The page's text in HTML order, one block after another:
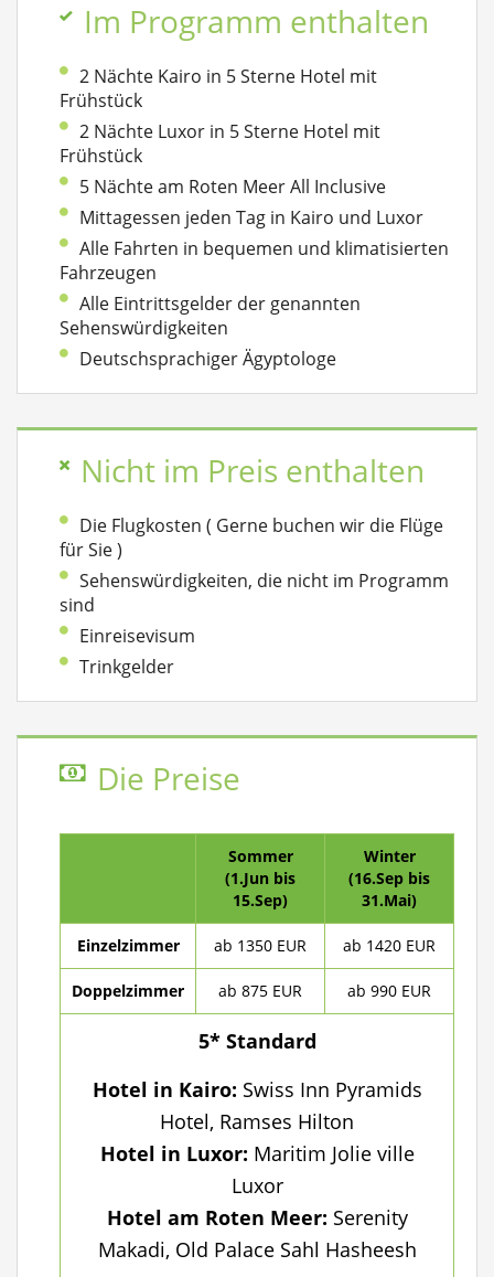
Im Programm enthalten
2 Nächte Kairo in 5 Sterne Hotel mit
Frühstück
2 Nächte Luxor in 5 Sterne Hotel mit
Frühstück
5 Nächte am Roten Meer All Inclusive
Mittagessen jeden Tag in Kairo und Luxor
Alle Fahrten in bequemen und klimatisierten
Fahrzeugen
Alle Eintrittsgelder der genannten
Sehenswürdigkeiten
Deutschsprachiger Ägyptologe
Nicht im Preis enthalten
Die Flugkosten ( Gerne buchen wir die Flüge
für Sie )
Sehenswürdigkeiten, die nicht im Programm
sind
Einreisevisum
Trinkgelder
Die Preise
Sommer
(1.Jun bis
15.Sep)
Winter
(16.Sep bis
31.Mai)
Einzelzimmer ab 1350 EUR ab 1420 EUR
Doppelzimmer ab 875 EUR ab 990 EUR
5* Standard
Hotel in Kairo: Swiss Inn Pyramids
Hotel, Ramses Hilton
Hotel in Luxor: Maritim Jolie ville
Luxor
Hotel am Roten Meer: Serenity
Makadi, Old Palace Sahl Hasheesh